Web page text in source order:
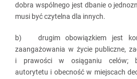
dobra wspólnego jest dbanie o
musi być czytelna dla innych.
b) drugim obowiązkiem jest
zaangażowania w życie publiczne,
i prawości w osiąganiu celów;
autorytetu i obecność w miejscach